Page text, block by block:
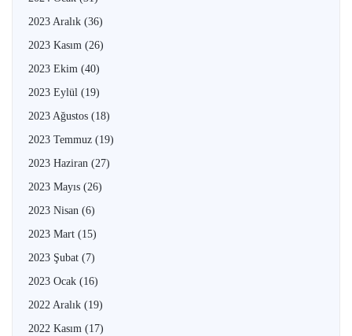
2023 Aralık (36)
2023 Kasım (26)
2023 Ekim (40)
2023 Eylül (19)
2023 Ağustos (18)
2023 Temmuz (19)
2023 Haziran (27)
2023 Mayıs (26)
2023 Nisan (6)
2023 Mart (15)
2023 Şubat (7)
2023 Ocak (16)
2022 Aralık (19)
2022 Kasım (17)